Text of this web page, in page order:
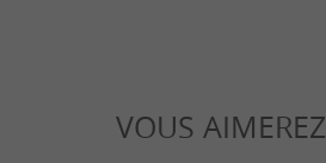
VOUS AIMEREZ